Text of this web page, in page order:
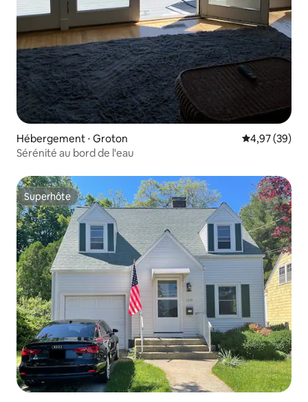
Hébergement ⋅ Groton Évaluation
4,97 (39)
Sérénité au bord de l'eau
Superhôte
Superhôte